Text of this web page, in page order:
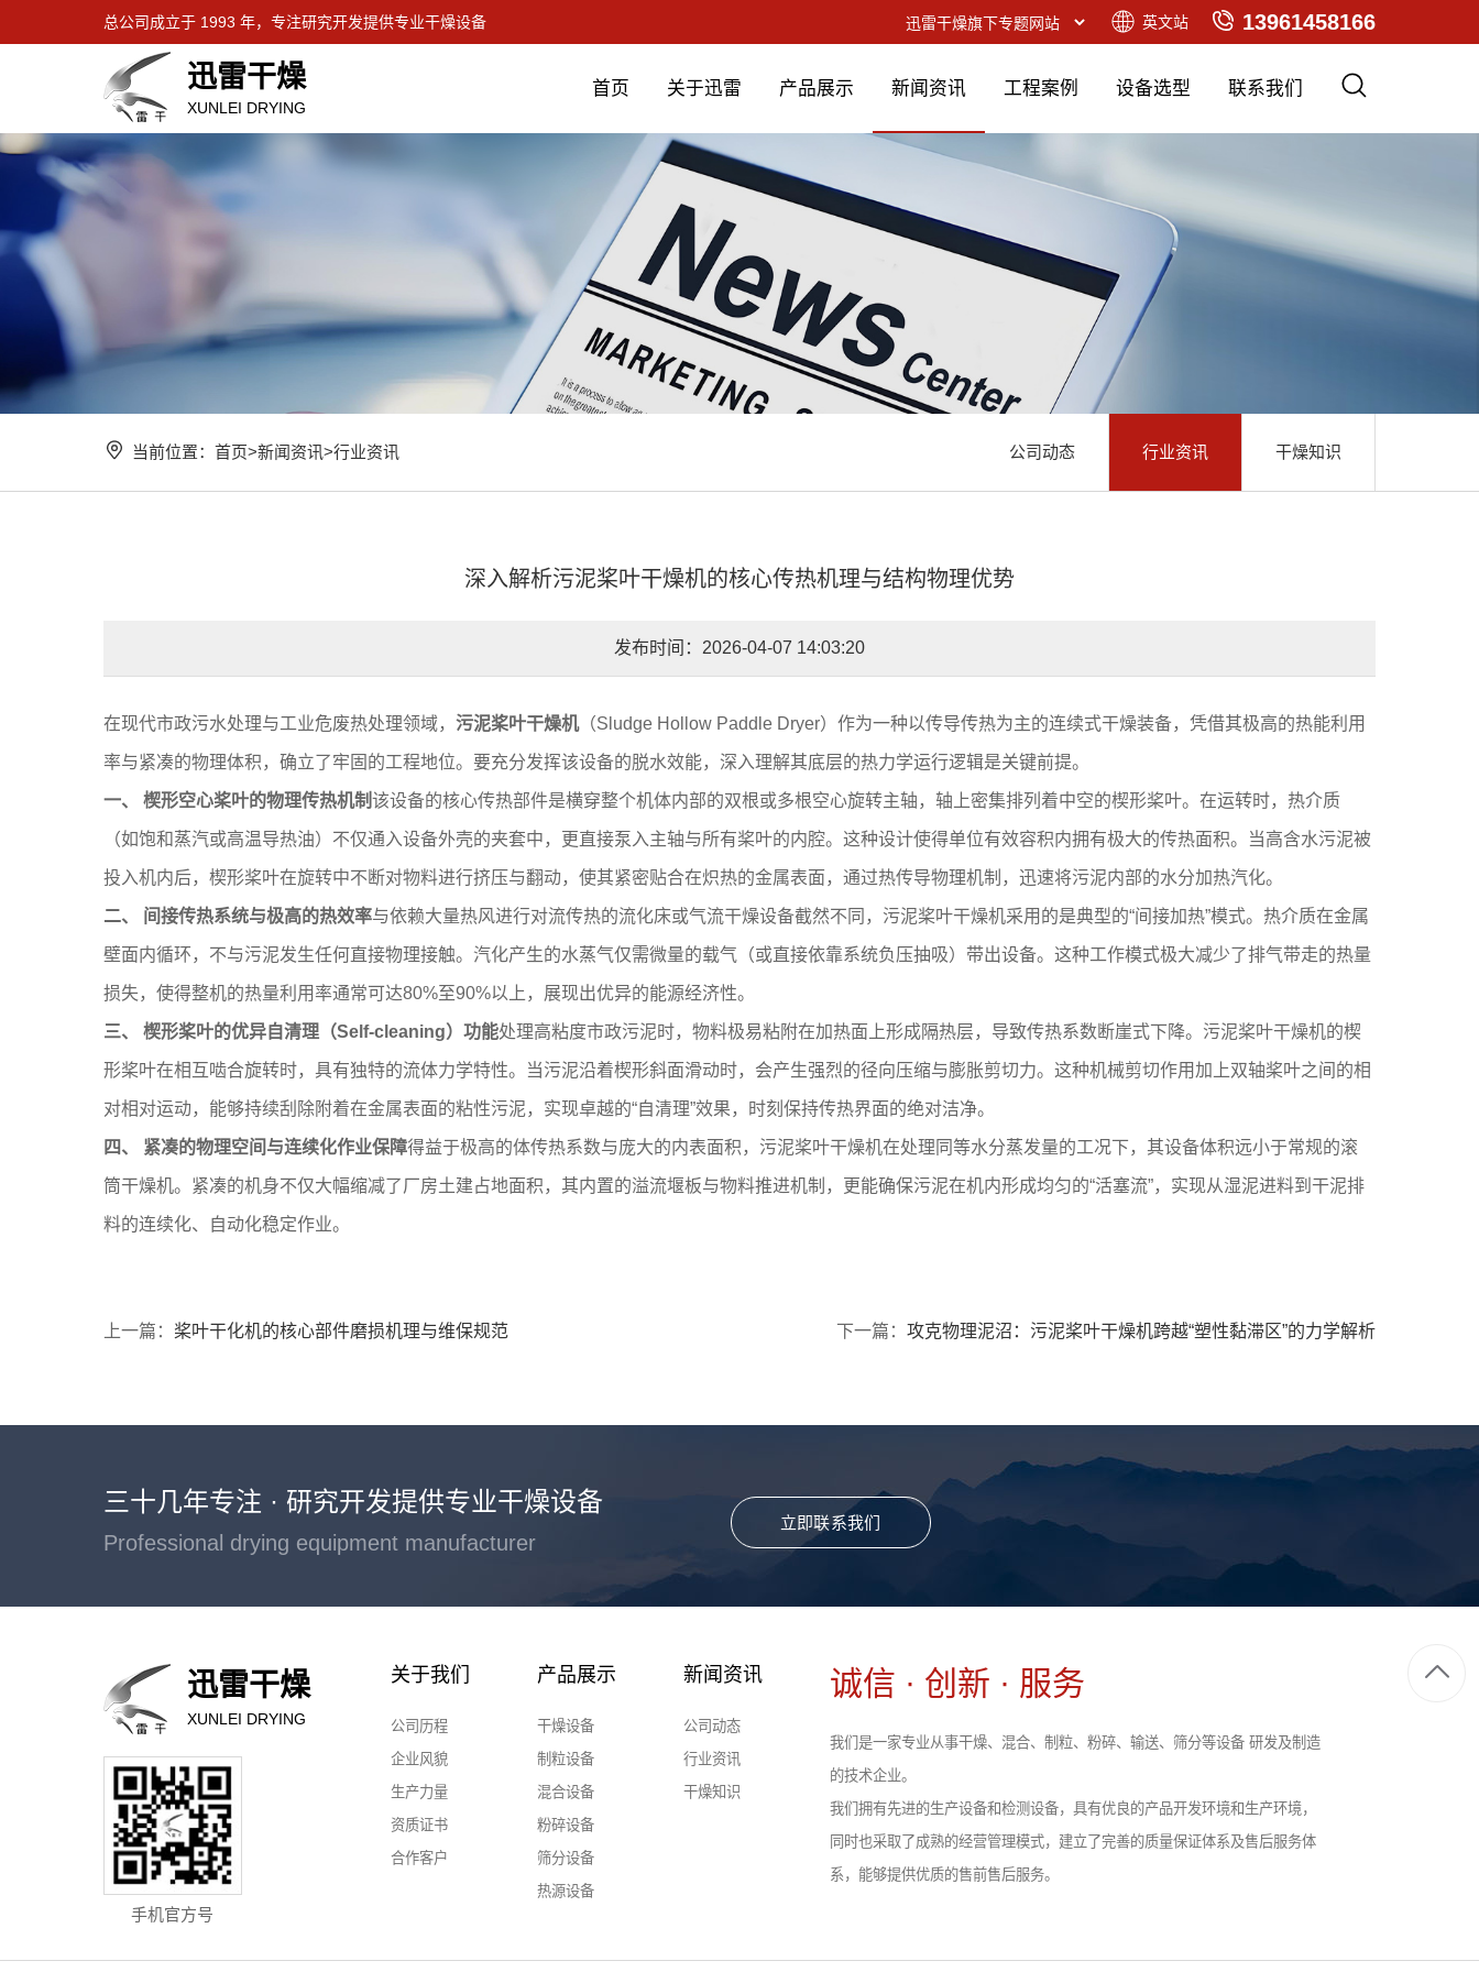
总公司成立于 1993 年，专注研究开发提供专业干燥设备 13961458166
英文站
迅雷干燥
XUNLEI DRYING
首页 关于迅雷 产品展示 新闻资讯 工程案例 设备选型 联系我们
当前位置：首页>新闻资讯>行业资讯 公司动态 行业资讯 干燥知识
深入解析污泥桨叶干燥机的核心传热机理与结构物理优势
发布时间：2026-04-07 14:03:20
在现代市政污水处理与工业危废热处理领域，污泥桨叶干燥机（Sludge Hollow Paddle Dryer）作为一种以传导传热为主的连续式干燥装备，凭借其极高的热能利用
率与紧凑的物理体积，确立了牢固的工程地位。要充分发挥该设备的脱水效能，深入理解其底层的热力学运行逻辑是关键前提。
一、 楔形空心桨叶的物理传热机制该设备的核心传热部件是横穿整个机体内部的双根或多根空心旋转主轴，轴上密集排列着中空的楔形桨叶。在运转时，热介质
（如饱和蒸汽或高温导热油）不仅通入设备外壳的夹套中，更直接泵入主轴与所有桨叶的内腔。这种设计使得单位有效容积内拥有极大的传热面积。当高含水污泥被
投入机内后，楔形桨叶在旋转中不断对物料进行挤压与翻动，使其紧密贴合在炽热的金属表面，通过热传导物理机制，迅速将污泥内部的水分加热汽化。
二、 间接传热系统与极高的热效率与依赖大量热风进行对流传热的流化床或气流干燥设备截然不同，污泥桨叶干燥机采用的是典型的“间接加热”模式。热介质在金属
壁面内循环，不与污泥发生任何直接物理接触。汽化产生的水蒸气仅需微量的载气（或直接依靠系统负压抽吸）带出设备。这种工作模式极大减少了排气带走的热量
损失，使得整机的热量利用率通常可达80%至90%以上，展现出优异的能源经济性。
三、 楔形桨叶的优异自清理（Self-cleaning）功能处理高粘度市政污泥时，物料极易粘附在加热面上形成隔热层，导致传热系数断崖式下降。污泥桨叶干燥机的楔
形桨叶在相互啮合旋转时，具有独特的流体力学特性。当污泥沿着楔形斜面滑动时，会产生强烈的径向压缩与膨胀剪切力。这种机械剪切作用加上双轴桨叶之间的相
对相对运动，能够持续刮除附着在金属表面的粘性污泥，实现卓越的“自清理”效果，时刻保持传热界面的绝对洁净。
四、 紧凑的物理空间与连续化作业保障得益于极高的体传热系数与庞大的内表面积，污泥桨叶干燥机在处理同等水分蒸发量的工况下，其设备体积远小于常规的滚
筒干燥机。紧凑的机身不仅大幅缩减了厂房土建占地面积，其内置的溢流堰板与物料推进机制，更能确保污泥在机内形成均匀的“活塞流”，实现从湿泥进料到干泥排
料的连续化、自动化稳定作业。
上一篇： 桨叶干化机的核心部件磨损机理与维保规范 下一篇： 攻克物理泥沼：污泥桨叶干燥机跨越“塑性黏滞区”的力学解析
三十几年专注 · 研究开发提供专业干燥设备
Professional drying equipment manufacturer
立即联系我们
迅雷干燥
XUNLEI DRYING
手机官方号
关于我们
公司历程
企业风貌
生产力量
资质证书
合作客户
产品展示
干燥设备
制粒设备
混合设备
粉碎设备
筛分设备
热源设备
新闻资讯
公司动态
行业资讯
干燥知识
诚信 · 创新 · 服务
我们是一家专业从事干燥、混合、制粒、粉碎、输送、筛分等设备 研发及制造
的技术企业。
我们拥有先进的生产设备和检测设备，具有优良的产品开发环境和生产环境，
同时也采取了成熟的经营管理模式，建立了完善的质量保证体系及售后服务体
系，能够提供优质的售前售后服务。